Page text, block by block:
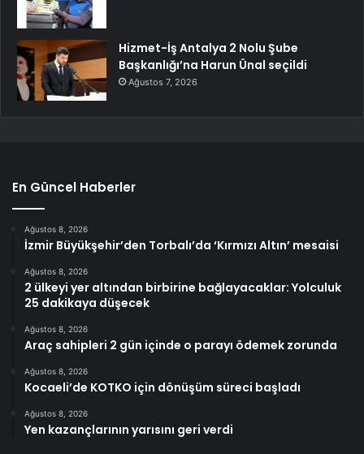
Hizmet-İş Antalya 2 Nolu Şube
Başkanlığı’na Harun Ünal seçildi
Ağustos 7, 2026
En Güncel Haberler
Ağustos 8, 2026
İzmir Büyükşehir’den Torbalı’da ‘Kırmızı Altın’ mesaisi
Ağustos 8, 2026
2 ülkeyi yer altından birbirine bağlayacaklar: Yolculuk
25 dakikaya düşecek
Ağustos 8, 2026
Araç sahipleri 2 gün içinde o parayı ödemek zorunda
Ağustos 8, 2026
Kocaeli’de KOTKO için dönüşüm süreci başladı
Ağustos 8, 2026
Yen kazançlarının yarısını geri verdi